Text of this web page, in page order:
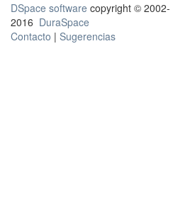
DSpace software copyright © 2002-
2016 DuraSpace
Contacto | Sugerencias